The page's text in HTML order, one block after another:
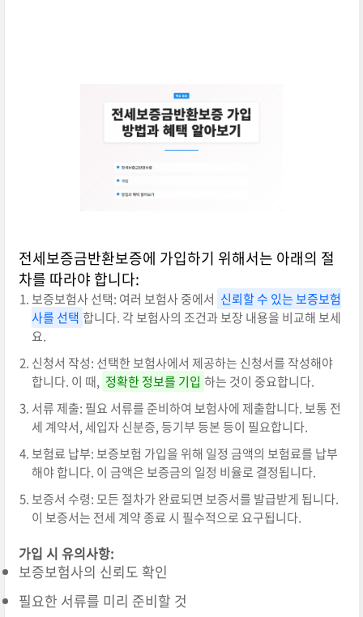
전세보증금반환보증에 가입하기 위해서는 아래의 절
차를 따라야 합니다:
보증보험사 선택: 여러 보험사 중에서 신뢰할 수 있는 보증보험
사를 선택 합니다. 각 보험사의 조건과 보장 내용을 비교해 보세
요.
신청서 작성: 선택한 보험사에서 제공하는 신청서를 작성해야
합니다. 이 때, 정확한 정보를 기입 하는 것이 중요합니다.
서류 제출: 필요 서류를 준비하여 보험사에 제출합니다. 보통 전
세 계약서, 세입자 신분증, 등기부 등본 등이 필요합니다.
보험료 납부: 보증보험 가입을 위해 일정 금액의 보험료를 납부
해야 합니다. 이 금액은 보증금의 일정 비율로 결정됩니다.
보증서 수령: 모든 절차가 완료되면 보증서를 발급받게 됩니다.
이 보증서는 전세 계약 종료 시 필수적으로 요구됩니다.
가입 시 유의사항:
보증보험사의 신뢰도 확인
필요한 서류를 미리 준비할 것